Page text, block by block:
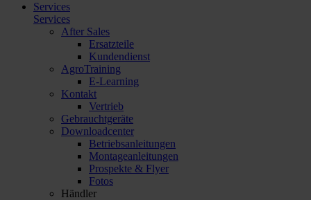
Services
Services
After Sales
Ersatzteile
Kundendienst
AgroTraining
E-Learning
Kontakt
Vertrieb
Gebrauchtgeräte
Downloadcenter
Betriebsanleitungen
Montageanleitungen
Prospekte & Flyer
Fotos
Händler